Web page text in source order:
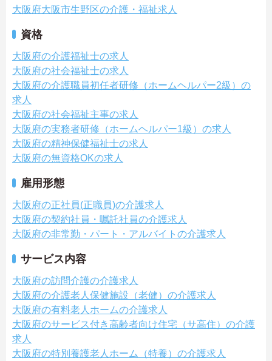
大阪府大阪市生野区の介護・福祉求人
資格
大阪府の介護福祉士の求人
大阪府の社会福祉士の求人
大阪府の介護職員初任者研修（ホームヘルパー2級）の
求人
大阪府の社会福祉主事の求人
大阪府の実務者研修（ホームヘルパー1級）の求人
大阪府の精神保健福祉士の求人
大阪府の無資格OKの求人
雇用形態
大阪府の正社員(正職員)の介護求人
大阪府の契約社員・嘱託社員の介護求人
大阪府の非常勤・パート・アルバイトの介護求人
サービス内容
大阪府の訪問介護の介護求人
大阪府の介護老人保健施設（老健）の介護求人
大阪府の有料老人ホームの介護求人
大阪府のサービス付き高齢者向け住宅（サ高住）の介護
求人
大阪府の特別養護老人ホーム（特養）の介護求人